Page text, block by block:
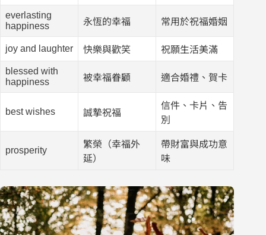
everlasting
happiness
永恆的幸福 常用於祝福婚姻
joy and laughter 快樂與歡笑 祝願生活美滿
blessed with
happiness
被幸福眷顧 適合婚禮、賀卡
best wishes 誠摯祝福
信件、卡片、告
別
prosperity
繁榮（幸福外
延）
帶財富與成功意
味